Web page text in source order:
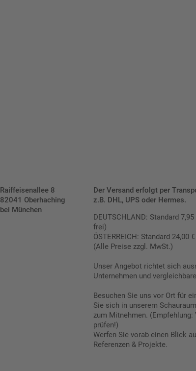
Raiffeisenallee 8
82041 Oberhaching
bei München
Der Versand erfolgt per
z.B. DHL, UPS oder Hermes.
DEUTSCHLAND: Standard
frei)
ÖSTERREICH: Standard 24,00
(Alle Preise zzgl. MwSt.)
Unser Angebot richtet sich
Unternehmen und
Besuchen Sie uns vor Ort für
Sie sich in unserem
zum Mitnehmen.
prüfen!)
Werfen Sie vorab einen Blick
Referenzen & Projekte.